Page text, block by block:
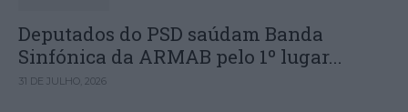
Deputados do PSD saúdam Banda
Sinfónica da ARMAB pelo 1º lugar...
31 DE JULHO, 2026